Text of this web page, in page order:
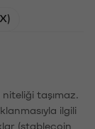
taşımaz.
ilgili
(stablecoin